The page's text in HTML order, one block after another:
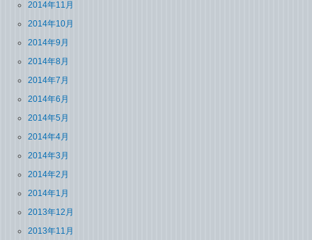
2014年11月
2014年10月
2014年9月
2014年8月
2014年7月
2014年6月
2014年5月
2014年4月
2014年3月
2014年2月
2014年1月
2013年12月
2013年11月